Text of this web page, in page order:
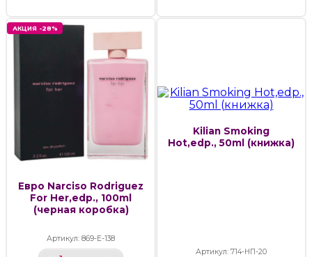
АКЦИЯ -28%
Евро Narciso Rodriguez
For Her,edp., 100ml
(черная коробка)
Артикул: 869-Е-138
Kilian Smoking
Hot,edp., 50ml (книжка)
Артикул: 714-НП-20